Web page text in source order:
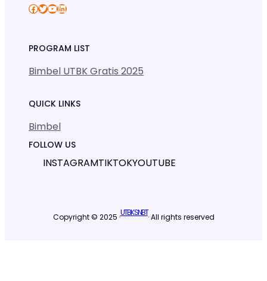
Facebook Twitter YouTube LinkedIn
PROGRAM LIST
Bimbel UTBK Gratis 2025
QUICK LINKS
Bimbel
FOLLOW US
INSTAGRAMTIKTOKYOUTUBE
Copyright © 2025 ·UTBK SNBT· All rights reserved